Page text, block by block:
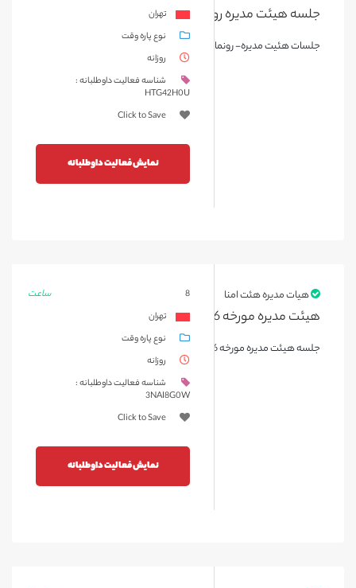
جلسه هیئت مدیره روز دوشنبه مورخه 1404/05/20
جلسات هئیت مدیره- رونمایی از دستگاه رادیوتراپی و شورای داوطلبان
تهران
نوع پاره وقت
روزانه
شناسه فعالیت داوطلبانه :
HTG42H0U
Click to Save
نمایش فعالیت داوطلبانه
هیات مدیره هئت امنا
هیئت مدیره مورخه 1404/05/06
جلسه هیئت مدیره مورخه 1404/05/06
ساعت
8
تهران
نوع پاره وقت
روزانه
شناسه فعالیت داوطلبانه :
3NAI8G0W
Click to Save
نمایش فعالیت داوطلبانه